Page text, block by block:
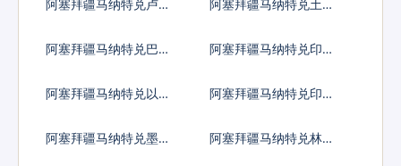
阿塞拜疆马纳特兑卢布
阿塞拜疆马纳特兑土耳
阿塞拜疆马纳特兑巴西
阿塞拜疆马纳特兑印度
阿塞拜疆马纳特兑以色
阿塞拜疆马纳特兑印度
阿塞拜疆马纳特兑墨西
阿塞拜疆马纳特兑林吉